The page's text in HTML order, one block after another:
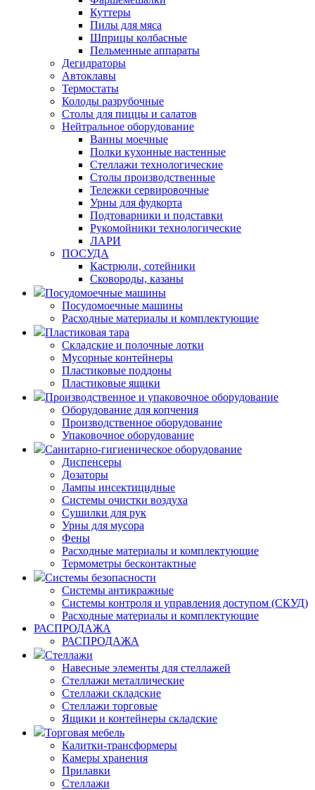
Куттеры
Пилы для мяса
Шприцы колбасные
Пельменные аппараты
Дегидраторы
Автоклавы
Термостаты
Колоды разрубочные
Столы для пиццы и салатов
Нейтральное оборудование
Ванны моечные
Полки кухонные настенные
Стеллажи технологические
Столы производственные
Тележки сервировочные
Урны для фудкорта
Подтоварники и подставки
Рукомойники технологические
ЛАРИ
ПОСУДА
Кастрюли, сотейники
Сковороды, казаны
Посудомоечные машины
Посудомоечные машины
Расходные материалы и комплектующие
Пластиковая тара
Складские и полочные лотки
Мусорные контейнеры
Пластиковые поддоны
Пластиковые ящики
Производственное и упаковочное оборудование
Оборудование для копчения
Производственное оборудование
Упаковочное оборудование
Санитарно-гигиеническое оборудование
Диспенсеры
Дозаторы
Лампы инсектицидные
Системы очистки воздуха
Сушилки для рук
Урны для мусора
Фены
Расходные материалы и комплектующие
Термометры бесконтактные
Системы безопасности
Системы антикражные
Системы контроля и управления доступом (СКУД)
Расходные материалы и комплектующие
РАСПРОДАЖА
РАСПРОДАЖА
Стеллажи
Навесные элементы для стеллажей
Стеллажи металлические
Стеллажи складские
Стеллажи торговые
Ящики и контейнеры складские
Торговая мебель
Калитки-трансформеры
Камеры хранения
Прилавки
Стеллажи